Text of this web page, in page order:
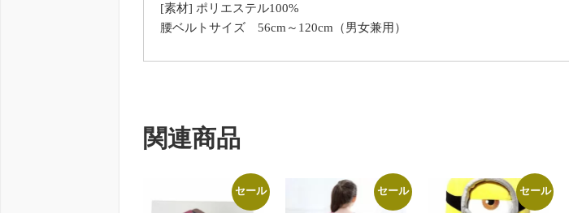
[素材] ポリエステル100%
腰ベルトサイズ 56cm～120cm（男女兼用）
関連商品
セール セール セール